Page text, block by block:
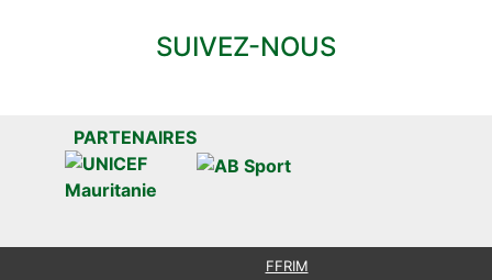
SUIVEZ-NOUS
PARTENAIRES
FFRIM